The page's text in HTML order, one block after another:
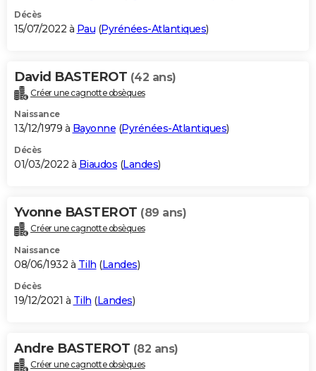
Décès
15/07/2022 à Pau (Pyrénées-Atlantiques)
David BASTEROT (42 ans)
Créer une cagnotte obsèques
Naissance
13/12/1979 à Bayonne (Pyrénées-Atlantiques)
Décès
01/03/2022 à Biaudos (Landes)
Yvonne BASTEROT (89 ans)
Créer une cagnotte obsèques
Naissance
08/06/1932 à Tilh (Landes)
Décès
19/12/2021 à Tilh (Landes)
Andre BASTEROT (82 ans)
Créer une cagnotte obsèques